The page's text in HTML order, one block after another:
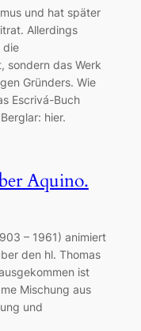
und hat später
Allerdings
die
sondern das Werk
Gründers. Wie
Escrivá-Buch
hier.
Aquino.
– 1961) animiert
den hl. Thomas
ist
Mischung aus
und